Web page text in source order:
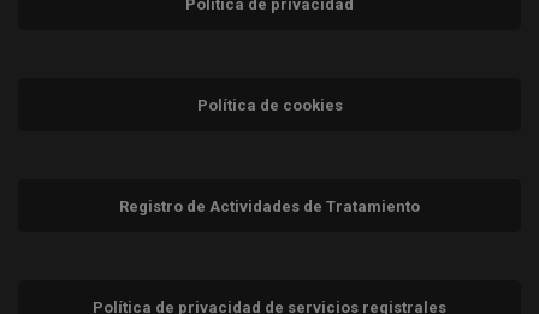
Política de privacidad
Política de cookies
Registro de Actividades de Tratamiento
Política de privacidad de servicios registrales